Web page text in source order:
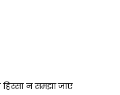
न समझा जाए